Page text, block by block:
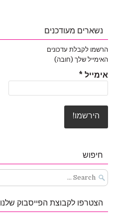
נשארים מעודכנים
הרשמו לקבלת עדכונים
האימייל שלך (חובה)
אימייל *
חיפוש
Search
for:
הצטרפו לקבוצת הפייסבוק שלנו